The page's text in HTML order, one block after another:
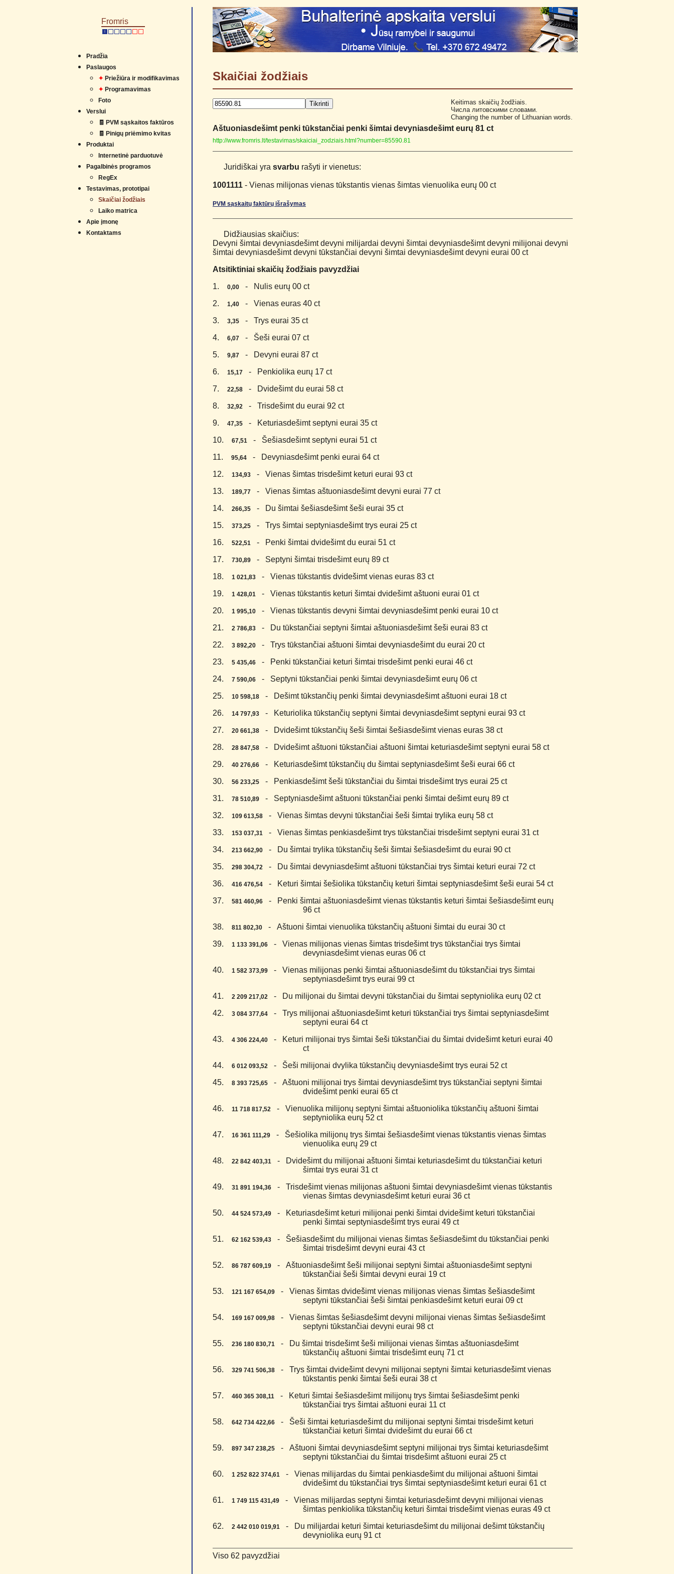
Fromris
Pradžia
Paslaugos
✦ Priežiūra ir modifikavimas
✦ Programavimas
Foto
Verslui
🧾 PVM sąskaitos faktūros
🧾 Pinigų priėmimo kvitas
Produktai
Internetinė parduotuvė
Pagalbinės programos
RegEx
Testavimas, prototipai
Skaičiai žodžiais
Laiko matrica
Apie įmonę
Kontaktams
Skaičiai žodžiais
Keitimas skaičių žodžiais.
Числа литовскими словами.
Changing the number of Lithuanian words.
Aštuoniasdešimt penki tūkstančiai penki šimtai devyniasdešimt eurų 81 ct
http://www.fromris.lt/testavimas/skaiciai_zodziais.html?number=85590.81
Juridiškai yra svarbu rašyti ir vienetus:
1001111 - Vienas milijonas vienas tūkstantis vienas šimtas vienuolika eurų 00 ct
PVM sąskaitų faktūrų išrašymas
Didžiausias skaičius:
Devyni šimtai devyniasdešimt devyni milijardai devyni šimtai devyniasdešimt devyni milijonai devyni
šimtai devyniasdešimt devyni tūkstančiai devyni šimtai devyniasdešimt devyni eurai 00 ct
Atsitiktiniai skaičių žodžiais pavyzdžiai
1.
0,00
- Nulis eurų 00 ct
2.
1,40
- Vienas euras 40 ct
3.
3,35
- Trys eurai 35 ct
4.
6,07
- Šeši eurai 07 ct
5.
9,87
- Devyni eurai 87 ct
6.
15,17
- Penkiolika eurų 17 ct
7.
22,58
- Dvidešimt du eurai 58 ct
8.
32,92
- Trisdešimt du eurai 92 ct
9.
47,35
- Keturiasdešimt septyni eurai 35 ct
10.
67,51
- Šešiasdešimt septyni eurai 51 ct
11.
95,64
- Devyniasdešimt penki eurai 64 ct
12.
134,93
- Vienas šimtas trisdešimt keturi eurai 93 ct
13.
189,77
- Vienas šimtas aštuoniasdešimt devyni eurai 77 ct
14.
266,35
- Du šimtai šešiasdešimt šeši eurai 35 ct
15.
373,25
- Trys šimtai septyniasdešimt trys eurai 25 ct
16.
522,51
- Penki šimtai dvidešimt du eurai 51 ct
17.
730,89
- Septyni šimtai trisdešimt eurų 89 ct
18.
1 021,83
- Vienas tūkstantis dvidešimt vienas euras 83 ct
19.
1 428,01
- Vienas tūkstantis keturi šimtai dvidešimt aštuoni eurai 01 ct
20.
1 995,10
- Vienas tūkstantis devyni šimtai devyniasdešimt penki eurai 10 ct
21.
2 786,83
- Du tūkstančiai septyni šimtai aštuoniasdešimt šeši eurai 83 ct
22.
3 892,20
- Trys tūkstančiai aštuoni šimtai devyniasdešimt du eurai 20 ct
23.
5 435,46
- Penki tūkstančiai keturi šimtai trisdešimt penki eurai 46 ct
24.
7 590,06
- Septyni tūkstančiai penki šimtai devyniasdešimt eurų 06 ct
25.
10 598,18
- Dešimt tūkstančių penki šimtai devyniasdešimt aštuoni eurai 18 ct
26.
14 797,93
- Keturiolika tūkstančių septyni šimtai devyniasdešimt septyni eurai 93 ct
27.
20 661,38
- Dvidešimt tūkstančių šeši šimtai šešiasdešimt vienas euras 38 ct
28.
28 847,58
- Dvidešimt aštuoni tūkstančiai aštuoni šimtai keturiasdešimt septyni eurai 58 ct
29.
40 276,66
- Keturiasdešimt tūkstančių du šimtai septyniasdešimt šeši eurai 66 ct
30.
56 233,25
- Penkiasdešimt šeši tūkstančiai du šimtai trisdešimt trys eurai 25 ct
31.
78 510,89
- Septyniasdešimt aštuoni tūkstančiai penki šimtai dešimt eurų 89 ct
32.
109 613,58
- Vienas šimtas devyni tūkstančiai šeši šimtai trylika eurų 58 ct
33.
153 037,31
- Vienas šimtas penkiasdešimt trys tūkstančiai trisdešimt septyni eurai 31 ct
34.
213 662,90
- Du šimtai trylika tūkstančių šeši šimtai šešiasdešimt du eurai 90 ct
35.
298 304,72
- Du šimtai devyniasdešimt aštuoni tūkstančiai trys šimtai keturi eurai 72 ct
36.
416 476,54
- Keturi šimtai šešiolika tūkstančių keturi šimtai septyniasdešimt šeši eurai 54 ct
37.
581 460,96
- Penki šimtai aštuoniasdešimt vienas tūkstantis keturi šimtai šešiasdešimt eurų
96 ct
38.
811 802,30
- Aštuoni šimtai vienuolika tūkstančių aštuoni šimtai du eurai 30 ct
39.
1 133 391,06
- Vienas milijonas vienas šimtas trisdešimt trys tūkstančiai trys šimtai
devyniasdešimt vienas euras 06 ct
40.
1 582 373,99
- Vienas milijonas penki šimtai aštuoniasdešimt du tūkstančiai trys šimtai
septyniasdešimt trys eurai 99 ct
41.
2 209 217,02
- Du milijonai du šimtai devyni tūkstančiai du šimtai septyniolika eurų 02 ct
42.
3 084 377,64
- Trys milijonai aštuoniasdešimt keturi tūkstančiai trys šimtai septyniasdešimt
septyni eurai 64 ct
43.
4 306 224,40
- Keturi milijonai trys šimtai šeši tūkstančiai du šimtai dvidešimt keturi eurai 40
ct
44.
6 012 093,52
- Šeši milijonai dvylika tūkstančių devyniasdešimt trys eurai 52 ct
45.
8 393 725,65
- Aštuoni milijonai trys šimtai devyniasdešimt trys tūkstančiai septyni šimtai
dvidešimt penki eurai 65 ct
46.
11 718 817,52
- Vienuolika milijonų septyni šimtai aštuoniolika tūkstančių aštuoni šimtai
septyniolika eurų 52 ct
47.
16 361 111,29
- Šešiolika milijonų trys šimtai šešiasdešimt vienas tūkstantis vienas šimtas
vienuolika eurų 29 ct
48.
22 842 403,31
- Dvidešimt du milijonai aštuoni šimtai keturiasdešimt du tūkstančiai keturi
šimtai trys eurai 31 ct
49.
31 891 194,36
- Trisdešimt vienas milijonas aštuoni šimtai devyniasdešimt vienas tūkstantis
vienas šimtas devyniasdešimt keturi eurai 36 ct
50.
44 524 573,49
- Keturiasdešimt keturi milijonai penki šimtai dvidešimt keturi tūkstančiai
penki šimtai septyniasdešimt trys eurai 49 ct
51.
62 162 539,43
- Šešiasdešimt du milijonai vienas šimtas šešiasdešimt du tūkstančiai penki
šimtai trisdešimt devyni eurai 43 ct
52.
86 787 609,19
- Aštuoniasdešimt šeši milijonai septyni šimtai aštuoniasdešimt septyni
tūkstančiai šeši šimtai devyni eurai 19 ct
53.
121 167 654,09
- Vienas šimtas dvidešimt vienas milijonas vienas šimtas šešiasdešimt
septyni tūkstančiai šeši šimtai penkiasdešimt keturi eurai 09 ct
54.
169 167 009,98
- Vienas šimtas šešiasdešimt devyni milijonai vienas šimtas šešiasdešimt
septyni tūkstančiai devyni eurai 98 ct
55.
236 180 830,71
- Du šimtai trisdešimt šeši milijonai vienas šimtas aštuoniasdešimt
tūkstančių aštuoni šimtai trisdešimt eurų 71 ct
56.
329 741 506,38
- Trys šimtai dvidešimt devyni milijonai septyni šimtai keturiasdešimt vienas
tūkstantis penki šimtai šeši eurai 38 ct
57.
460 365 308,11
- Keturi šimtai šešiasdešimt milijonų trys šimtai šešiasdešimt penki
tūkstančiai trys šimtai aštuoni eurai 11 ct
58.
642 734 422,66
- Šeši šimtai keturiasdešimt du milijonai septyni šimtai trisdešimt keturi
tūkstančiai keturi šimtai dvidešimt du eurai 66 ct
59.
897 347 238,25
- Aštuoni šimtai devyniasdešimt septyni milijonai trys šimtai keturiasdešimt
septyni tūkstančiai du šimtai trisdešimt aštuoni eurai 25 ct
60.
1 252 822 374,61
- Vienas milijardas du šimtai penkiasdešimt du milijonai aštuoni šimtai
dvidešimt du tūkstančiai trys šimtai septyniasdešimt keturi eurai 61 ct
61.
1 749 115 431,49
- Vienas milijardas septyni šimtai keturiasdešimt devyni milijonai vienas
šimtas penkiolika tūkstančių keturi šimtai trisdešimt vienas euras 49 ct
62.
2 442 010 019,91
- Du milijardai keturi šimtai keturiasdešimt du milijonai dešimt tūkstančių
devyniolika eurų 91 ct
Viso 62 pavyzdžiai